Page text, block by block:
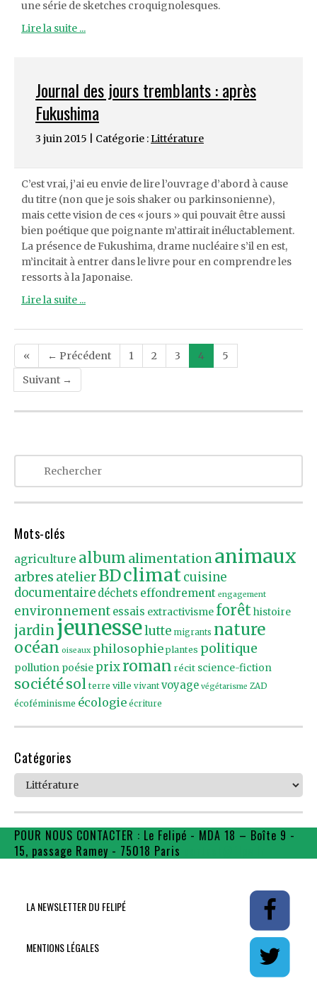
une série de sketches croquignolesques.
Lire la suite ...
Journal des jours tremblants : après
Fukushima
3 juin 2015 | Catégorie :Littérature
C’est vrai, j’ai eu envie de lire l’ouvrage d’abord à cause
du titre (non que je sois shaker ou parkinsonienne),
mais cette vision de ces « jours » qui pouvait être aussi
bien poétique que poignante m’attirait inéluctablement.
La présence de Fukushima, drame nucléaire s’il en est,
m’incitait à entrer dans le livre pour en comprendre les
ressorts à la Japonaise.
Lire la suite ...
Post
navigation
« ← Précédent 1 2 3 4
5
Suivant →
Mots-clés
agriculture album alimentationanimaux
arbres atelierBDclimatcuisine
documentaire déchets effondrement engagement
environnement essais extractivisme forêthistoire
jardin jeunesselutte migrants nature
océan oiseaux philosophie plantes politique
pollution poésie prixroman récit science-fiction
sociétésol terre ville vivant voyage végétarisme ZAD
écoféminisme écologie écriture
Catégories
Catégories
POUR NOUS CONTACTER : Le Felipé - MDA 18 – Boîte 9 -
15, passage Ramey - 75018 Paris
LA NEWSLETTER DU FELIPÉ
MENTIONS LÉGALES